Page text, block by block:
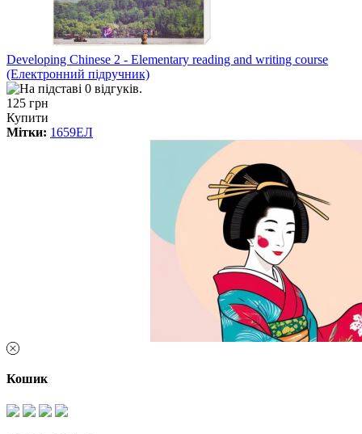
Developing Chinese 2 - Elementary reading and writing course
(Електронний підручник)
125 грн
Купити
Мітки: 1659ЕЛ
Кошик